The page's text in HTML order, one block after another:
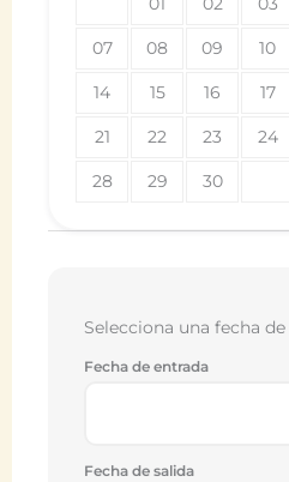
07 08 09 10
14 15 16 17
21 22 23 24
28 29 30
Selecciona una fecha
Fecha de entrada
Fecha de salida